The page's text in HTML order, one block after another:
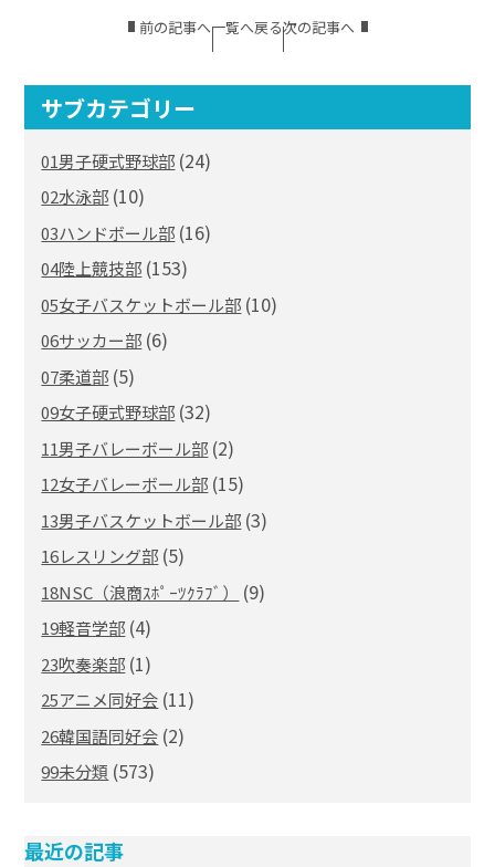
前の記事へ一覧へ戻る次の記事へ
サブカテゴリー
01男子硬式野球部 (24)
02水泳部 (10)
03ハンドボール部 (16)
04陸上競技部 (153)
05女子バスケットボール部 (10)
06サッカー部 (6)
07柔道部 (5)
09女子硬式野球部 (32)
11男子バレーボール部 (2)
12女子バレーボール部 (15)
13男子バスケットボール部 (3)
16レスリング部 (5)
18NSC（浪商ｽﾎﾟｰﾂｸﾗﾌﾞ） (9)
19軽音学部 (4)
23吹奏楽部 (1)
25アニメ同好会 (11)
26韓国語同好会 (2)
99未分類 (573)
最近の記事